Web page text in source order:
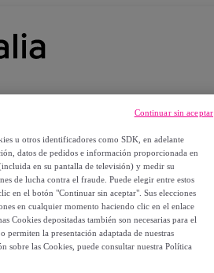
u otros identificadores como SDK, en adelante
datos de pedidos e información proporcionada en
en su pantalla de televisión) y medir su
de lucha contra el fraude. Puede elegir entre estos
en el botón "Continuar sin aceptar". Sus elecciones
en cualquier momento haciendo clic en el enlace
Cookies depositadas también son necesarias para el
la presentación adaptada de nuestras
sobre las Cookies, puede consultar nuestra Política
Continuar sin aceptar